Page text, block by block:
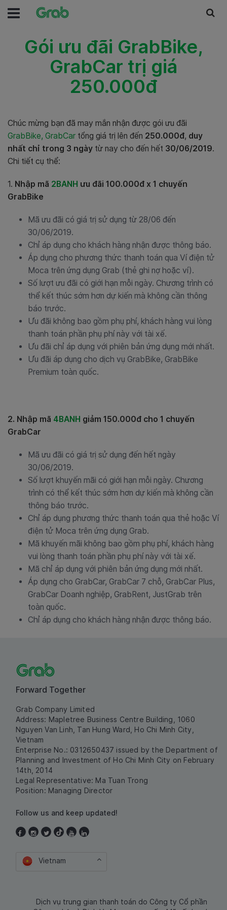
Gói ưu đãi GrabBike,
GrabCar trị giá
250.000đ
Chúc mừng bạn đã may mắn nhận được gói ưu đãi
GrabBike, GrabCar tổng giá trị lên đến 250.000đ, duy
nhất chỉ trong 3 ngày từ nay cho đến hết 30/06/2019.
Chi tiết cụ thể:
1. Nhập mã 2BANH ưu đãi 100.000đ x 1 chuyến
GrabBike
Mã ưu đãi có giá trị sử dụng từ 28/06 đến
30/06/2019.
Chỉ áp dụng cho khách hàng nhận được thông báo.
Áp dụng cho phương thức thanh toán qua Ví điện tử
Moca trên ứng dụng Grab (thẻ ghi nợ hoặc ví).
Số lượt ưu đãi có giới hạn mỗi ngày. Chương trình có
thể kết thúc sớm hơn dự kiến mà không cần thông
báo trước.
Ưu đãi không bao gồm phụ phí, khách hàng vui lòng
thanh toán phần phụ phí này với tài xế.
Ưu đãi chỉ áp dụng với phiên bản ứng dụng mới nhất.
Ưu đãi áp dụng cho dịch vụ GrabBike, GrabBike
Premium toàn quốc.
2. Nhập mã 4BANH giảm 150.000đ cho 1 chuyến
GrabCar
Mã ưu đãi có giá trị sử dụng đến hết ngày
30/06/2019.
Số lượt khuyến mãi có giới hạn mỗi ngày. Chương
trình có thể kết thúc sớm hơn dự kiến mà không cần
thông báo trước.
Chỉ áp dụng phương thức thanh toán qua thẻ hoặc Ví
điện tử Moca trên ứng dụng Grab.
Mã khuyến mãi không bao gồm phụ phí, khách hàng
vui lòng thanh toán phần phụ phí này với tài xế.
Mã chỉ áp dụng với phiên bản ứng dụng mới nhất.
Áp dụng cho GrabCar, GrabCar 7 chỗ, GrabCar Plus,
GrabCar Doanh nghiệp, GrabRent, JustGrab trên
toàn quốc.
Chỉ áp dụng cho khách hàng nhận được thông báo.
Forward Together
Grab Company Limited
Address: Mapletree Business Centre Building, 1060
Nguyen Van Linh, Tan Hung Ward, Ho Chi Minh City,
Vietnam
Enterprise No.: 0312650437 issued by the Department of
Planning and Investment of Ho Chi Minh City on February
14th, 2014
Legal Representative: Ma Tuan Trong
Position: Managing Director
Follow us and keep updated!
Vietnam
Dịch vụ trung gian thanh toán do Công ty Cổ phần